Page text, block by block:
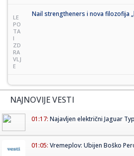
LE
PO
TA
I
ZD
RA
VLJ
E
Nail strengtheners i nova filozofija
NAJNOVIJE VESTI
01:17: Najavljen električni Jaguar
01:05: Vremeplov: Ubijen Boško